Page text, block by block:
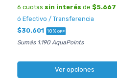
6 cuotas sin interés de $5.667
ó Efectivo / Transferencia
$30.601 10% OFF
Sumás 1.190 AquaPoints
Ver opciones